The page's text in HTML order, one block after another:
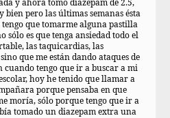
y ahora tomo diazepam de 2.5,
bien pero las últimas semanas ésta
tengo que tomarme alguna pastilla
es que tenga ansiedad todo el
las taquicardias, las
que me están dando ataques de
cuando tengo que ir a buscar a mi
hoy he tenido que llamar a
porque pensaba en que
moría, sólo porque tengo que ir a
tomado un diazepam extra una